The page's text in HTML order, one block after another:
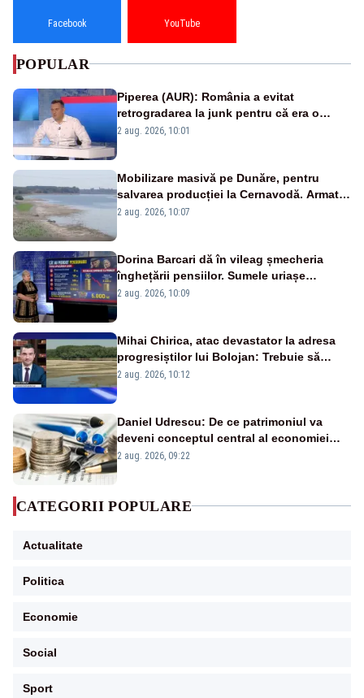
Facebook YouTube
POPULAR
Piperea (AUR): România a evitat
retrogradarea la junk pentru că era o
catastrofă pentru bănci și fondurile de
2 aug. 2026, 10:01
Mobilizare masivă pe Dunăre, pentru
salvarea producției la Cernavodă. Armata
va detona o stâncă și va devia apa
2 aug. 2026, 10:07
Dorina Barcari dă în vileag șmecheria
înghețării pensiilor. Sumele uriașe
pierdute de fiecare român
2 aug. 2026, 10:09
Mihai Chirica, atac devastator la adresa
progresiștilor lui Bolojan: Trebuie să
protejăm și natura, dar nu șținem omaneii
2 aug. 2026, 10:12
Daniel Udrescu: De ce patrimoniul va
deveni conceptul central al economiei
viitoare?
2 aug. 2026, 09:22
CATEGORII POPULARE
Actualitate
Politica
Economie
Social
Sport